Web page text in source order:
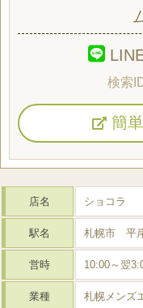
簡
店名 ショコラ
駅名 札幌市 平
営時 10:00～翌
業種 札幌メンズ